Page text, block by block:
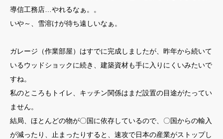
導信工務店…やれるなぁ。。
いや～、雪溶けが待ち遠しいなぁ。
ガレージ（作業部屋）はすでに完成しましたが、昨年から続いて
いるウッドショックに続き、建築資材も手に入りにくいみたいで
すね。
私のところもトイレ、キッチン関係はまだ設置の目途がたってい
ません。
結局、ほとんどの物が〇国に依存しているので、〇国からの輸入
が減ったり、止まったりすると、速攻で日本の産業がストップし